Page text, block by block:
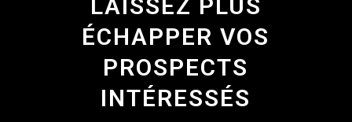
LAISSEZ PLUS
ÉCHAPPER VOS
PROSPECTS
INTÉRESSÉS